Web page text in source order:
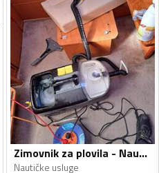
Zimovnik za plovila - Nautičke usluge
Nautičke usluge